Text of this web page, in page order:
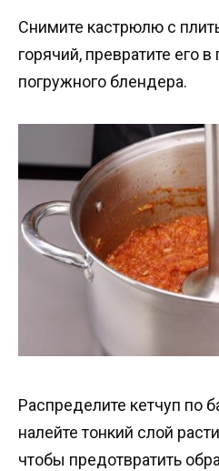
Снимите кастрюлю с
горячий, превратите его
погружного блендера.
Распределите кетчуп по
налейте тонкий слой
чтобы предотвратить